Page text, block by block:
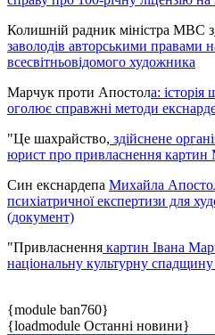
Колишній радник міністра МВС з
заволодів авторськими правами
всесвітньовідомого художника
Марчук проти Апостола:
оголює справжні методи
"Це шахрайство, здійснене
юрист про привласнення
Син екснардепа Михайла
психіатричної експертизи для
(документ)
"Привласнення картин Івана
національну культурну
{module ban760}
{loadmodule Останні новини}